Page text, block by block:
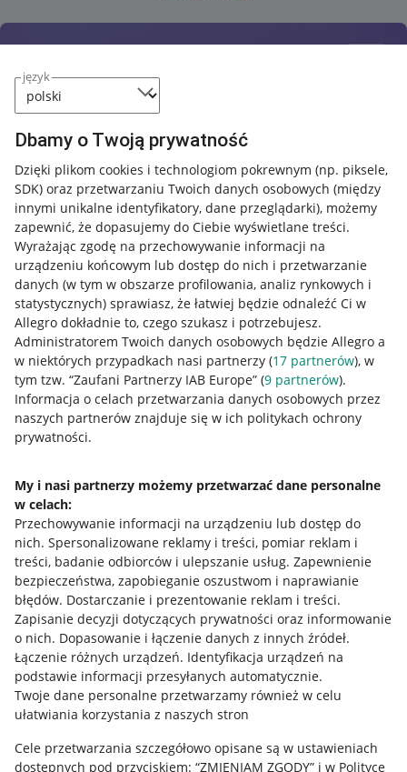
język
Dbamy o Twoją prywatność
Dzięki plikom cookies i technologiom pokrewnym (np. piksele,
SDK) oraz przetwarzaniu Twoich danych osobowych (między
innymi unikalne identyfikatory, dane przeglądarki), możemy
zapewnić, że dopasujemy do Ciebie wyświetlane treści.
Wyrażając zgodę na przechowywanie informacji na
urządzeniu końcowym lub dostęp do nich i przetwarzanie
danych (w tym w obszarze profilowania, analiz rynkowych i
statystycznych) sprawiasz, że łatwiej będzie odnaleźć Ci w
Allegro dokładnie to, czego szukasz i potrzebujesz.
Administratorem Twoich danych osobowych będzie Allegro a
w niektórych przypadkach nasi partnerzy (17 partnerów), w
tym tzw. “Zaufani Partnerzy IAB Europe” (9 partnerów).
Informacja o celach przetwarzania danych osobowych przez
naszych partnerów znajduje się w ich politykach ochrony
prywatności.
My i nasi partnerzy możemy przetwarzać dane personalne
w celach:
Przechowywanie informacji na urządzeniu lub dostęp do
nich. Spersonalizowane reklamy i treści, pomiar reklam i
treści, badanie odbiorców i ulepszanie usług. Zapewnienie
bezpieczeństwa, zapobieganie oszustwom i naprawianie
błędów. Dostarczanie i prezentowanie reklam i treści.
Zapisanie decyzji dotyczących prywatności oraz informowanie
o nich. Dopasowanie i łączenie danych z innych źródeł.
Łączenie różnych urządzeń. Identyfikacja urządzeń na
podstawie informacji przesyłanych automatycznie.
Twoje dane personalne przetwarzamy również w celu
ułatwiania korzystania z naszych stron
Cele przetwarzania szczegółowo opisane są w ustawieniach
dostępnych pod przyciskiem: “ZMIENIAM ZGODY” i w Polityce
Przydatne informacje
Jak to działa
Allegro Gadane dla sprzedających
Allegro Gadane dla kupujących
Mapa miejscowości
Informacje prawne
Regulamin
Polityka plików "cookies"
Ustawienia plików "cookies"
Udostępnianie lokalizacji